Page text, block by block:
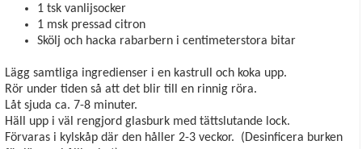
1 tsk vanlijsocker
1 msk pressad citron
Skölj och hacka rabarbern i centimeterstora bitar
Lägg samtliga ingredienser i en kastrull och koka upp.
Rör under tiden så att det blir till en rinnig röra.
Låt sjuda ca. 7-8 minuter.
Häll upp i väl rengjord glasburk med tättslutande lock.
Förvaras i kylskåp där den håller 2-3 veckor. (Desinficera burken